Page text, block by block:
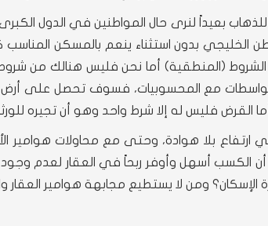
بعيداً لنرى حال المواطنين في الدول
الخليجي بدون استثناء ينعم بالمسكن
الشروط (المنطقية) أما نحن فليس هنالك من
مع المحسوبيات، فسوف تحصل على أرض
أما القرض فليس له إلا شرط واحد وهو أن تجيره
ارتفاع بلا هوادة، وحتى مع محاولات هوامير
أن الكسب أسهل وأوفر ربحاً في العقار لعدم
الإسكان؟ ومن لا يستطيع مجابهة هوامير العقار